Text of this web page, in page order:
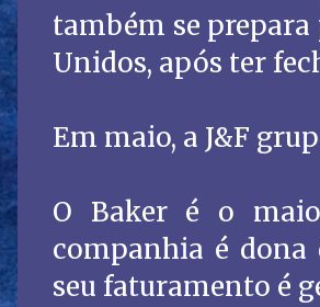
também se
Unidos, após ter
Em maio, a J&F
O Baker é o
companhia é dona
seu faturamento é